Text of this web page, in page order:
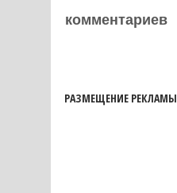
комментариев
РАЗМЕЩЕНИЕ РЕКЛАМЫ